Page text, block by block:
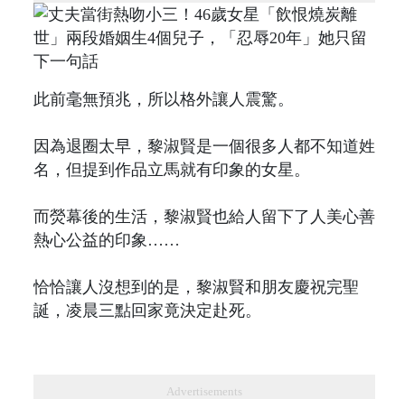
此前毫無預兆，所以格外讓人震驚。
因為退圈太早，黎淑賢是一個很多人都不知道姓
名，但提到作品立馬就有印象的女星。
而熒幕後的生活，黎淑賢也給人留下了人美心善
熱心公益的印象……
恰恰讓人沒想到的是，黎淑賢和朋友慶祝完聖
誕，凌晨三點回家竟決定赴死。
Advertisements